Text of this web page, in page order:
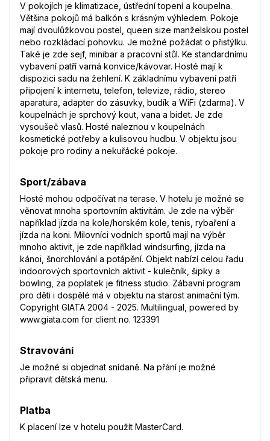
V pokojích je klimatizace, ústřední topení a koupelna.
Většina pokojů má balkón s krásným výhledem. Pokoje
mají dvoulůžkovou postel, queen size manželskou postel
nebo rozkládací pohovku. Je možné požádat o přistýlku.
Také je zde sejf, minibar a pracovní stůl. Ke standardnímu
vybavení patří varná konvice/kávovar. Hosté mají k
dispozici sadu na žehlení. K základnímu vybavení patří
připojení k internetu, telefon, televize, rádio, stereo
aparatura, adapter do zásuvky, budík a WiFi (zdarma). V
koupelnách je sprchový kout, vana a bidet. Je zde
vysoušeč vlasů. Hosté naleznou v koupelnách
kosmetické potřeby a kulisovou hudbu. V objektu jsou
pokoje pro rodiny a nekuřácké pokoje.
Sport/zábava
Hosté mohou odpočívat na terase. V hotelu je možné se
věnovat mnoha sportovním aktivitám. Je zde na výběr
například jízda na kole/horském kole, tenis, rybaření a
jízda na koni. Milovníci vodních sportů mají na výběr
mnoho aktivit, je zde například windsurfing, jízda na
kánoi, šnorchlování a potápění. Objekt nabízí celou řadu
indoorových sportovních aktivit - kulečník, šipky a
bowling, za poplatek je fitness studio. Zábavní program
pro děti i dospělé má v objektu na starost animační tým.
Copyright GIATA 2004 - 2025. Multilingual, powered by
www.giata.com for client no. 123391
Stravování
Je možné si objednat snídaně. Na přání je možné
připravit dětská menu.
Platba
K placení lze v hotelu použít MasterCard.